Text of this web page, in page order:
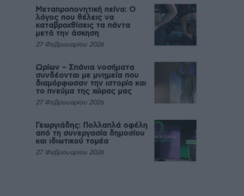
Μεταπροπονητική πείνα: Ο
λόγος που θέλεις να
καταβροχθίσεις τα πάντα
μετά την άσκηση
27 Φεβρουαρίου 2026
Ωρίων – Σπάνια νοσήματα
συνδέονται με μνημεία που
διαμόρφωσαν την ιστορία και
το πνεύμα της χώρας μας
27 Φεβρουαρίου 2026
Γεωργιάδης: Πολλαπλά οφέλη
από τη συνεργασία δημοσίου
και ιδιωτικού τομέα
27 Φεβρουαρίου 2026